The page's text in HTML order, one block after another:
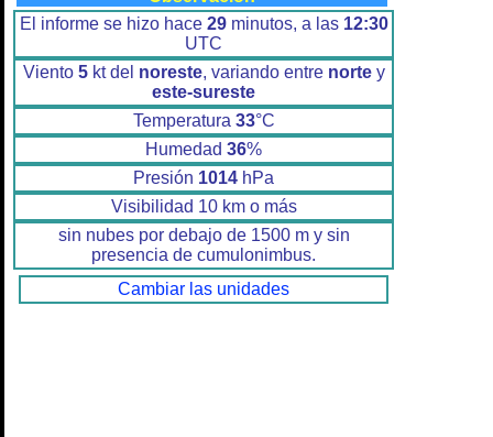
El informe se hizo hace 29minutos, a las 12:30
UTC
Viento 5kt del noreste, variando entre nortey
este-sureste
Temperatura 33°C
Humedad 36%
Presión 1014 hPa
Visibilidad 10 km o más
sin nubes por debajo de 1500 m y sin
presencia de cumulonimbus.
Cambiar las unidades